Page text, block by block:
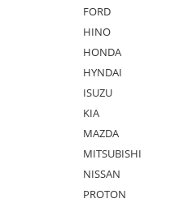
FORD
HINO
HONDA
HYNDAI
ISUZU
KIA
MAZDA
MITSUBISHI
NISSAN
PROTON